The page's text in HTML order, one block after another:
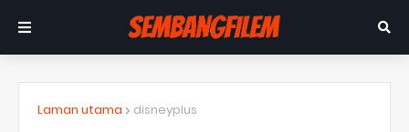
Laman utama disneyplus